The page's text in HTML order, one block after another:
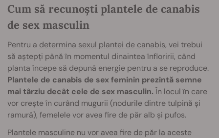
Cum să recunoști plantele de canabis
de sex masculin
Pentru a determina sexul plantei de canabis, vei trebui
să aștepți până în momentul dinaintea înfloririi, când
planta începe să depună energie pentru a se reproduce.
Plantele de canabis de sex feminin prezintă semne
mai târziu decât cele de sex masculin. În locul în care
vor crește în curând mugurii (nodurile dintre tulpină și
ramură), femelele vor avea fire de păr alb și pufos.
Plantele masculine nu vor avea fire de păr la aceste